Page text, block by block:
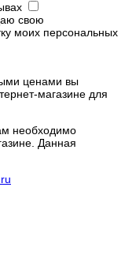
свою
моих персональных
ценами вы
магазине для
необходимо
Данная